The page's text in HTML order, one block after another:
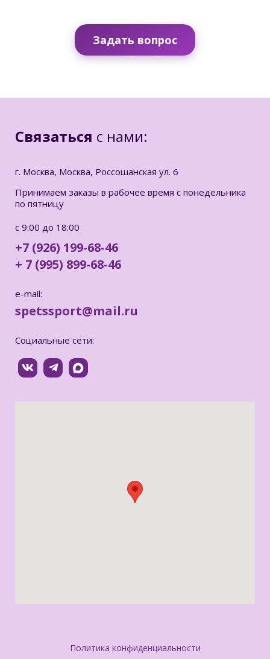
Задать вопрос
Связаться с нами:
г. Москва, Москва, Россошанская ул. 6
Принимаем заказы в рабочее время с понедельника
по пятницу
с 9:00 до 18:00
+7 (926) 199-68-46
+ 7 (995) 899-68-46
e-mail:
spetssport@mail.ru
Социальные сети:
Политика конфиденциальности